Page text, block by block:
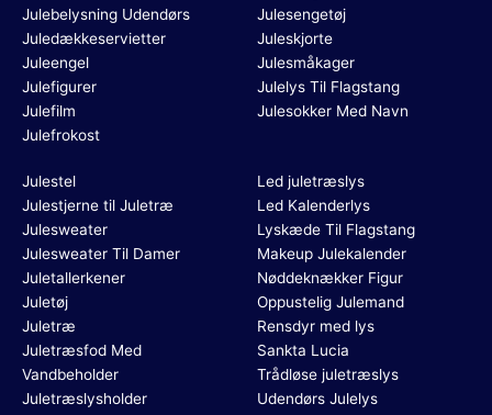
Julebelysning Udendørs
Juledækkeservietter
Juleengel
Julefigurer
Julefilm
Julefrokost
Julesengetøj
Juleskjorte
Julesmåkager
Julelys Til Flagstang
Julesokker Med Navn
Julestel
Julestjerne til Juletræ
Julesweater
Julesweater Til Damer
Juletallerkener
Juletøj
Juletræ
Juletræsfod Med
Vandbeholder
Juletræslysholder
Led juletræslys
Led Kalenderlys
Lyskæde Til Flagstang
Makeup Julekalender
Nøddeknækker Figur
Oppustelig Julemand
Rensdyr med lys
Sankta Lucia
Trådløse juletræslys
Udendørs Julelys